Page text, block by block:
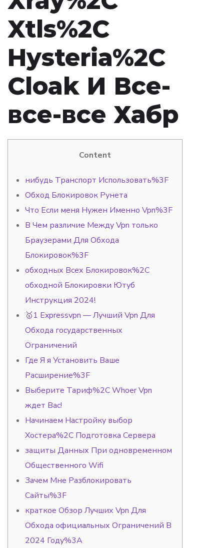
Xtls%2C
Hysteria%2C
Cloak И Все-
все-все Хабр
Content
нибудь Транспорт Использовать%3F
Обход Блокировок Рунета
Что Если меня Нужен Именно Vpn%3F
В Чем различие Между Vpn только
Браузерами Для Обхода
Блокировок%3F
обходных Всех Блокировок%2C
обходной Блокировки Ютуб
Инструкция 2024!
🥇1 Expressvpn — Лучший Vpn Для
Обхода государственных
Ограничений
Где Я я Установить Ваше
Расширение%3F
Выберите Тариф%2C Whoer Vpn
ждет Вас!
Начинаем Настройку выбор
Хостера%2C Подготовка Сервера
защиты Данных При одновременном
Общественного Wifi
Зачем Мне Разблокировать
Сайты%3F
краткое Обзор Лучших Vpn Для
Обхода официальных Ограничений В
2024 Году%3A